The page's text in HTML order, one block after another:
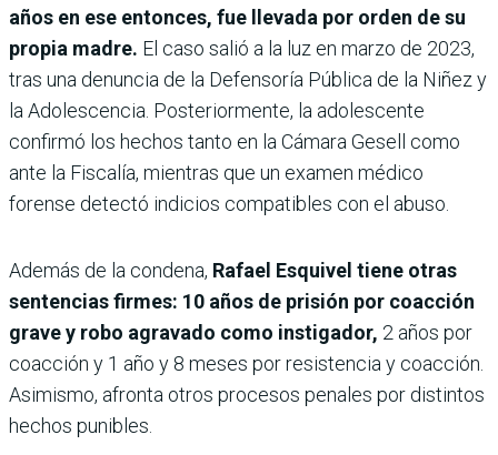
años en ese entonces, fue llevada por orden de su
propia madre. El caso salió a la luz en marzo de 2023,
tras una denuncia de la Defensoría Pública de la Niñez y
la Adolescencia. Posteriormente, la adolescente
confirmó los hechos tanto en la Cámara Gesell como
ante la Fiscalía, mientras que un examen médico
forense detectó indicios compatibles con el abuso.
Además de la condena, Rafael Esquivel tiene otras
sentencias firmes: 10 años de prisión por coacción
grave y robo agravado como instigador, 2 años por
coacción y 1 año y 8 meses por resistencia y coacción.
Asimismo, afronta otros procesos penales por distintos
hechos punibles.